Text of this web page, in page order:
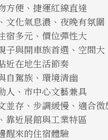
方便、捷運紅線直達
文化氣息濃、夜晚有氛圍
宿多元、價位彈性大
子與開車族首選、空間大
近在地生活節奏
自駕族、環境清幽
人、市中心文藝兼具
並存、步調緩慢、適合微
靠近展館與工業特區
醒來的住宿體驗